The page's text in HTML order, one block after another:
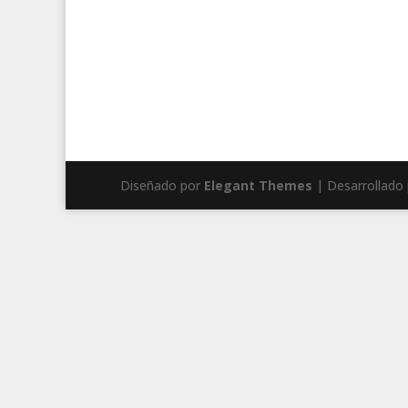
Diseñado por Elegant Themes | Desarrollado